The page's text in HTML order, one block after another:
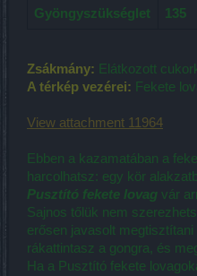
Gyöngyszükséglet 135
Zsákmány: Elátkozott
A térkép vezérei: Fekete
View attachment 11964
Ebben a kazamatában a
harcolhatsz: egy kör
Pusztító fekete lovag vár
Sajnos tőlük nem
erősen javasolt
rákattintasz a gongra, és
Ha a Pusztító fekete